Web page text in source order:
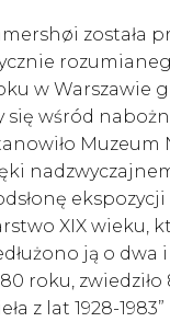
została
w Warszawie
wśród
XIX wieku,
ją o
roku,
z lat 1928-